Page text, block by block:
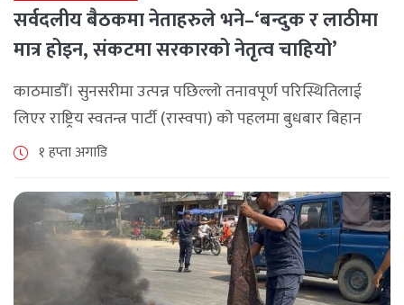
सर्वदलीय बैठकमा नेताहरुले भने–‘बन्दुक र लाठीमा
मात्र होइन, संकटमा सरकारको नेतृत्व चाहियो’
काठमाडौँ। सुनसरीमा उत्पन्न पछिल्लो तनावपूर्ण परिस्थितिलाई
लिएर राष्ट्रिय स्वतन्त्र पार्टी (रास्वपा) को पहलमा बुधबार बिहान
सिंहदरबारमा सर्वदलीय बैठक जारी छ। रास्वपाका सभापति रवि
१ हप्ता अगाडि